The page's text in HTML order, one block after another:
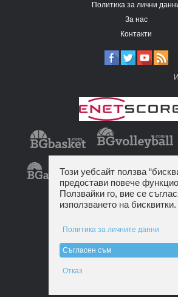
Политика за лични
За нас
Контакти
Този уебсайт ползва
предостави повече
Ползвайки го, вие се
използването на бисквитки.
Политика за личните данни
Съгласен съм
Отказ